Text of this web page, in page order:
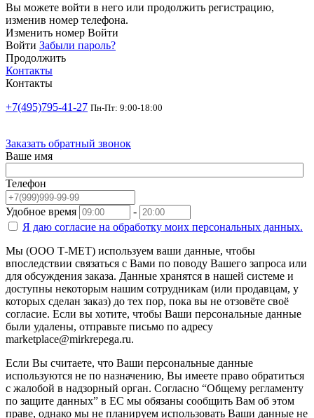
Вы можете войти в него или продолжить регистрацию,
изменив номер телефона.
Изменить номер Войти
Войти Забыли пароль?
Продолжить
Контакты
Контакты
+7(495)795-41-27 Пн-Пт: 9:00-18:00
Заказать обратный звонок
Ваше имя
Телефон
Удобное время
-
Я даю согласие на обработку моих персональных данных.
Мы (ООО Т-МЕТ) используем ваши данные, чтобы
впоследствии связаться с Вами по поводу Вашего запроса или
для обсуждения заказа. Данные хранятся в нашей системе и
доступны некоторым нашим сотрудникам (или продавцам, у
которых сделан заказ) до тех пор, пока вы не отзовёте своё
согласие. Если вы хотите, чтобы Ваши персональные данные
были удалены, отправьте письмо по адресу
marketplace@mirkrepega.ru.
Если Вы считаете, что Ваши персональные данные
используются не по назначению, Вы имеете право обратиться
с жалобой в надзорный орган. Согласно “Общему регламенту
по защите данных” в ЕС мы обязаны сообщить Вам об этом
праве, однако мы не планируем использовать Ваши данные не